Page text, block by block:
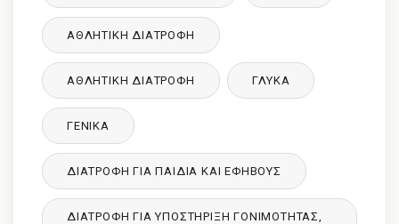
ΑΘΛΗΤΙΚΉ ΔΙΑΤΡΟΦΉ
ΑΘΛΗΤΙΚΉ ΔΙΑΤΡΟΦΉ ΓΛΥΚΑ
ΓΕΝΙΚΆ
ΔΙΑΤΡΟΦΉ ΓΙΑ ΠΑΙΔΙΆ ΚΑΙ ΕΦΉΒΟΥΣ
ΔΙΑΤΡΟΦΉ ΓΙΑ ΥΠΟΣΤΉΡΙΞΗ ΓΟΝΙΜΌΤΗΤΑΣ,